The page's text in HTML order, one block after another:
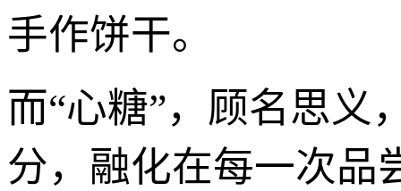
手作饼干。
而“心糖”，顾名思义
分，融化在每一次品